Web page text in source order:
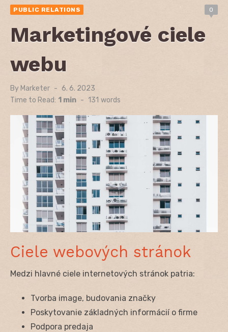
PUBLIC RELATIONS 0
Marketingové ciele
webu
By Marketer
Posted
on
6. 6. 2023
Time to Read: 1 min - 131 words
Ciele webových stránok
Medzi hlavné ciele internetových stránok patria:
Tvorba image, budovania značky
Poskytovanie základných informácií o firme
Podpora predaja